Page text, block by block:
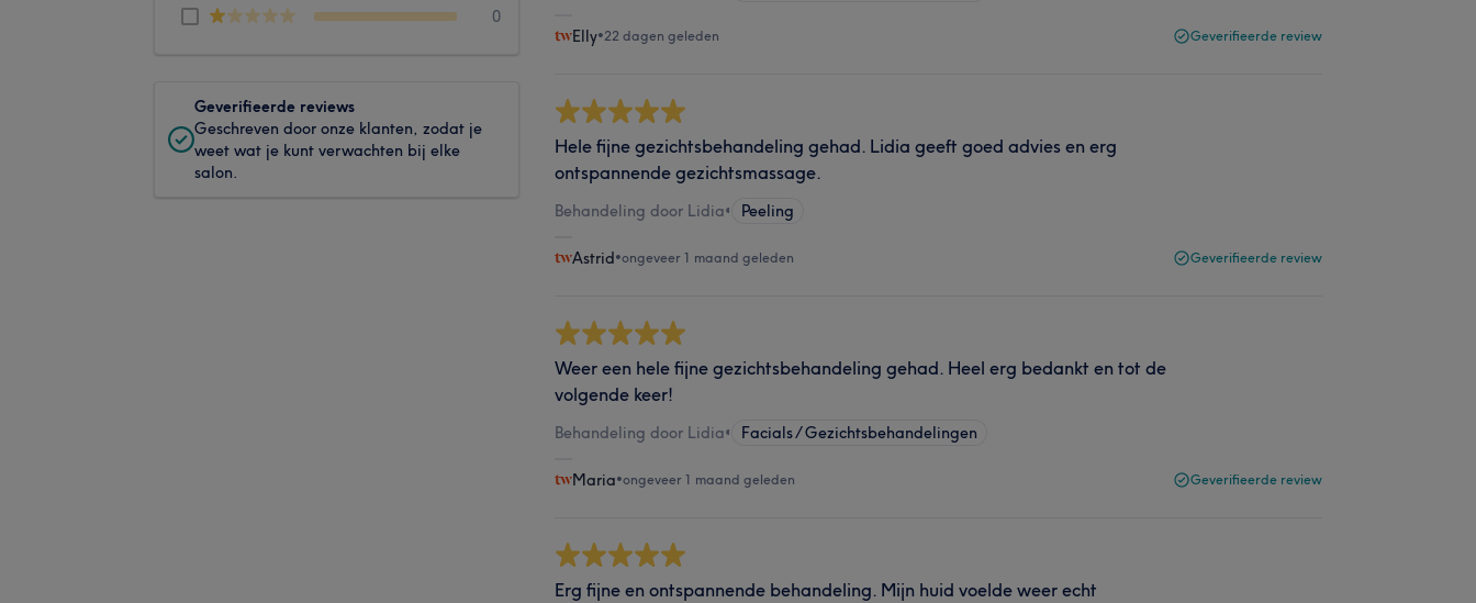
0
Geverifieerde reviews
Geschreven door onze klanten, zodat je
weet wat je kunt verwachten bij elke
salon.
Elly•22 dagen geleden Geverifieerde review
Hele fijne gezichtsbehandeling gehad. Lidia geeft goed advies en erg
ontspannende gezichtsmassage.
Behandeling door Lidia• Peeling
Astrid•ongeveer 1 maand geleden Geverifieerde review
Weer een hele fijne gezichtsbehandeling gehad. Heel erg bedankt en tot de
volgende keer!
Behandeling door Lidia• Facials / Gezichtsbehandelingen
Maria•ongeveer 1 maand geleden Geverifieerde review
Erg fijne en ontspannende behandeling. Mijn huid voelde weer echt